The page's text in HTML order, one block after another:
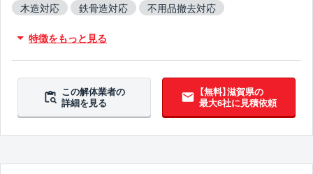
木造対応
鉄骨造対応
不用品撤去対応
特徴をもっと見る
この解体業者の
詳細を見る
【無料】滋賀県の
最大6社に見積依頼